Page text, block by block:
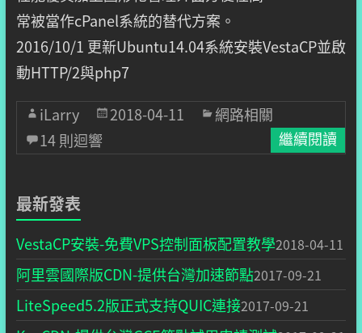
常被當作cPanel系統的替代方案。
2016/10/1 更新Ubuntu14.04系統安裝VestaCP並啟
動HTTP/2與php7
iLarry
2018-04-11
網路相關
14 則迴響
繼續閱讀
最新發表
VestaCP安裝-免費VPS控制面板配置教學2018-04-11
阿里雲國際版CDN-提供台灣加速節點2017-09-21
LiteSpeed5.2版正式支持QUIC連接2017-09-21